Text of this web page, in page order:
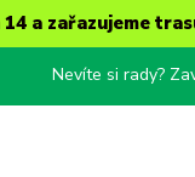
a zařazujeme
Nevíte si rady?